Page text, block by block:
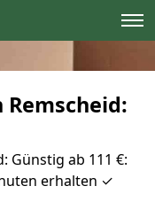
Günstig ab 111 €:
erhalten ✓